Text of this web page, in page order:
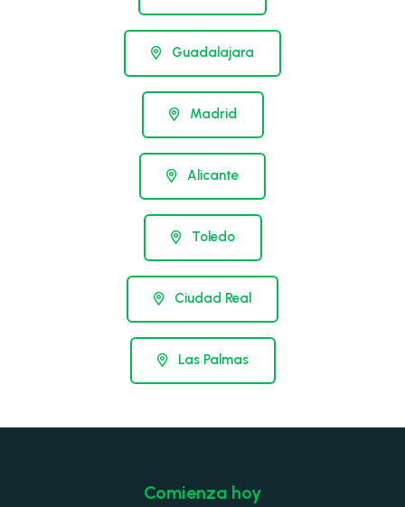
Guadalajara
Madrid
Alicante
Toledo
Ciudad Real
Las Palmas
Comienza hoy